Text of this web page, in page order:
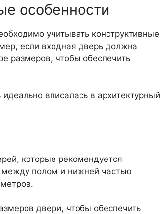
особенности
учитывать конструктивные
если входная дверь должна
размеров, чтобы обеспечить
вписалась в архитектурный
которые рекомендуется
между полом и нижней частью
двери, чтобы обеспечить